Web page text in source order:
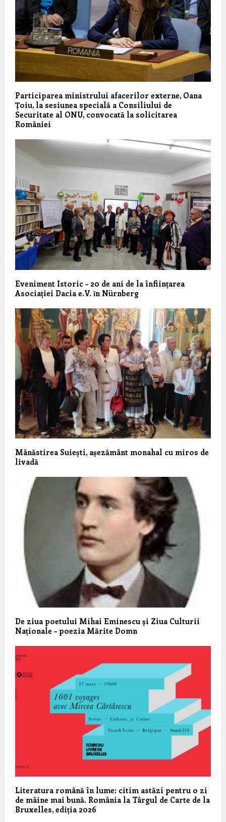
Participarea ministrului afacerilor externe, Oana
Țoiu, la sesiunea specială a Consiliului de
Securitate al ONU, convocată la solicitarea
României
Eveniment Istoric – 20 de ani de la înființarea
Asociației Dacia e.V. ȋn Nürnberg
Mânăstirea Suiești, așezământ monahal cu miros de
livadă
De ziua poetului Mihai Eminescu și Ziua Culturii
Naționale – poezia Mărite Domn
Literatura română în lume: citim astăzi pentru o zi
de mâine mai bună. România la Târgul de Carte de la
Bruxelles, ediția 2026